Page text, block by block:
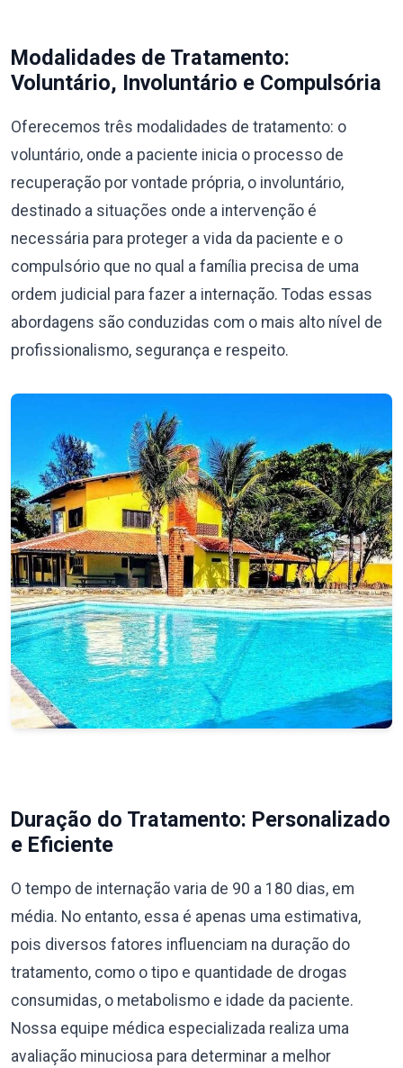
Modalidades de Tratamento:
Voluntário, Involuntário e Compulsória
Oferecemos três modalidades de tratamento: o
voluntário, onde a paciente inicia o processo de
recuperação por vontade própria, o involuntário,
destinado a situações onde a intervenção é
necessária para proteger a vida da paciente e o
compulsório que no qual a família precisa de uma
ordem judicial para fazer a internação. Todas essas
abordagens são conduzidas com o mais alto nível de
profissionalismo, segurança e respeito.
Duração do Tratamento: Personalizado
e Eficiente
O tempo de internação varia de 90 a 180 dias, em
média. No entanto, essa é apenas uma estimativa,
pois diversos fatores influenciam na duração do
tratamento, como o tipo e quantidade de drogas
consumidas, o metabolismo e idade da paciente.
Nossa equipe médica especializada realiza uma
avaliação minuciosa para determinar a melhor